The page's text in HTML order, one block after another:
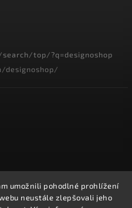
umožnili pohodlné prohlížení
neustále zlepšovali jeho
top/?q=designoshop
designoshop/